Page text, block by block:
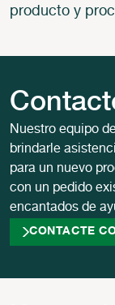
producto y
Nuestro equipo
brindarle
para un nuevo
con un pedido
encantados de
CONTACTE